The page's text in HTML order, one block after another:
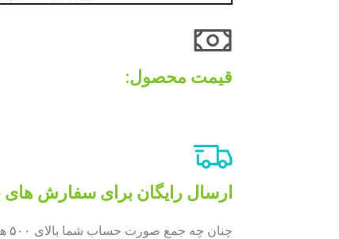
قیمت محصول:​
ارسال رایگان برای سفارش های بالای